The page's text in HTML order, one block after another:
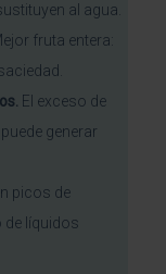
al agua.
fruta entera:
El exceso de
generar
picos de
de líquidos